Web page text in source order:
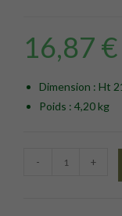
16,87 €
Dimension : Ht
Poids : 4,20 kg
- +